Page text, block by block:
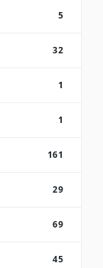
5
32
1
1
161
29
69
45